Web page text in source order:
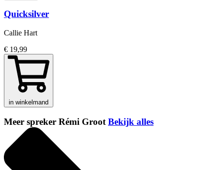
Quicksilver
Callie Hart
€ 19,99
in winkelmand
Meer spreker Rémi Groot Bekijk alles